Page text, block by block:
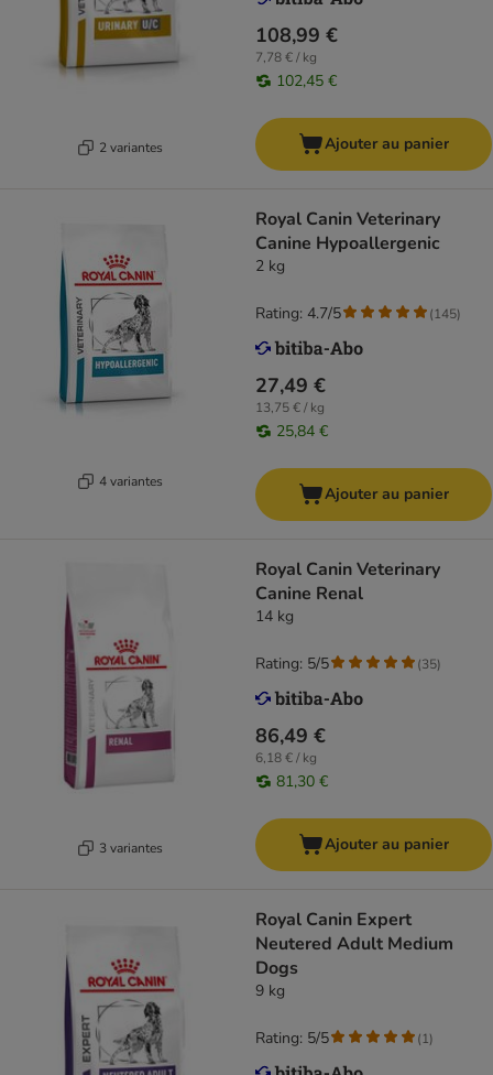
2 variantes
108,99 €
7,78 € / kg
102,45 €
Ajouter au panier
4 variantes
Royal Canin Veterinary
Canine Hypoallergenic
2 kg
27,49 €
13,75 € / kg
25,84 €
Rating: 4.7/5 (145)
Ajouter au panier
3 variantes
Royal Canin Veterinary
Canine Renal
14 kg
86,49 €
6,18 € / kg
81,30 €
Rating: 5/5 (35)
Ajouter au panier
Royal Canin Expert
Neutered Adult Medium
Dogs
9 kg
Rating: 5/5 (1)